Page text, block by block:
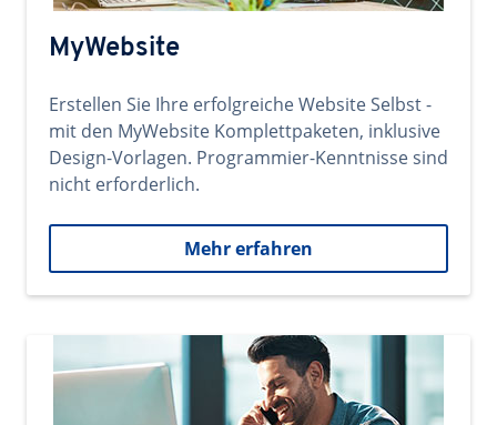
MyWebsite
Erstellen Sie Ihre erfolgreiche Website Selbst -
mit den MyWebsite Komplettpaketen, inklusive
Design-Vorlagen. Programmier-Kenntnisse sind
nicht erforderlich.
Mehr erfahren